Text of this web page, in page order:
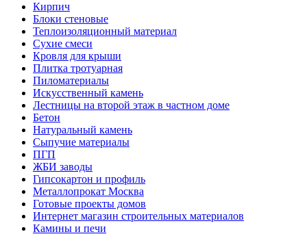
Кирпич
Блоки стеновые
Теплоизоляционный материал
Сухие смеси
Кровля для крыши
Плитка тротуарная
Пиломатериалы
Искусственный камень
Лестницы на второй этаж в частном доме
Бетон
Натуральный камень
Сыпучие материалы
ПГП
ЖБИ заводы
Гипсокартон и профиль
Металлопрокат Москва
Готовые проекты домов
Интернет магазин строительных материалов
Камины и печи